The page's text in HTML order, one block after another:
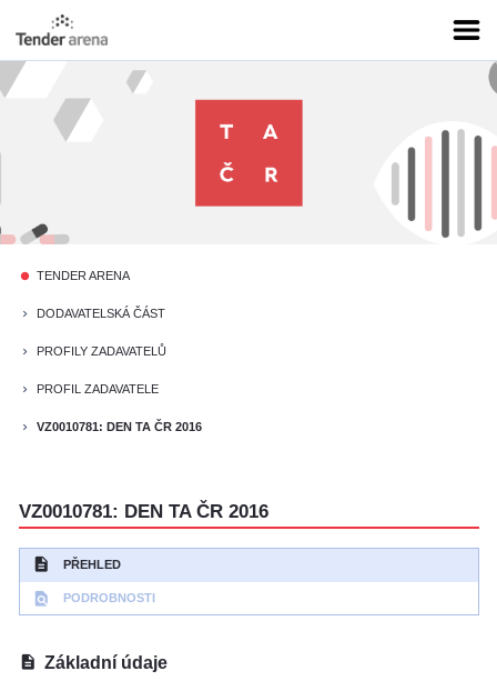
fiber_manual_record TENDER ARENA
keyboard_arrow_right DODAVATELSKÁ ČÁST
keyboard_arrow_right PROFILY ZADAVATELŮ
keyboard_arrow_right PROFIL ZADAVATELE
keyboard_arrow_right VZ0010781: DEN TA ČR 2016
VZ0010781: DEN TA ČR 2016
description PŘEHLED
find_in_page PODROBNOSTI
description Základní údaje